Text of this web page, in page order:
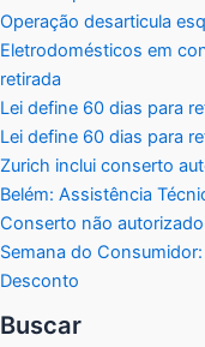
Operação desarticula
Eletrodomésticos em
retirada
Lei define 60 dias para
Lei define 60 dias para
Zurich inclui conserto
Belém: Assistência
Conserto não
Semana do
Desconto
Buscar